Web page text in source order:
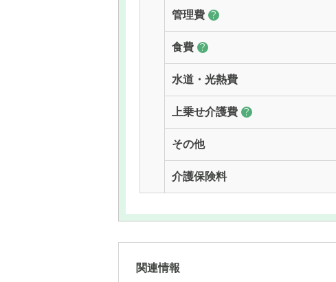
管理費 ?
食費 ?
水道・光熱費
上乗せ介護費 ?
その他
介護保険料
関連情報